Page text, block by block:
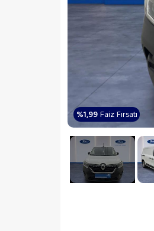
%1,99Faiz Fırsatı